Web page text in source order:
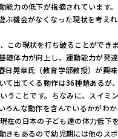
能力の低下が指摘されています
ぶ機会がなくなった現状を考え
この現状を打ち破ることができ
礎体力が向上し、運動能力が発達
日晃章氏（教育学部教授）が興味
て出てくる動作は36種類あるが
うことです。ちなみに、スイミ
んな動作を含んでいるかがわか
在の日本の子ども達の体力低下
きもあるので幼児期には他のス